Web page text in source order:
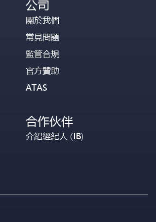
公司
關於我們
常見問題
監管合規
官方贊助
ATAS
合作伙伴
介紹經紀人 (IB)